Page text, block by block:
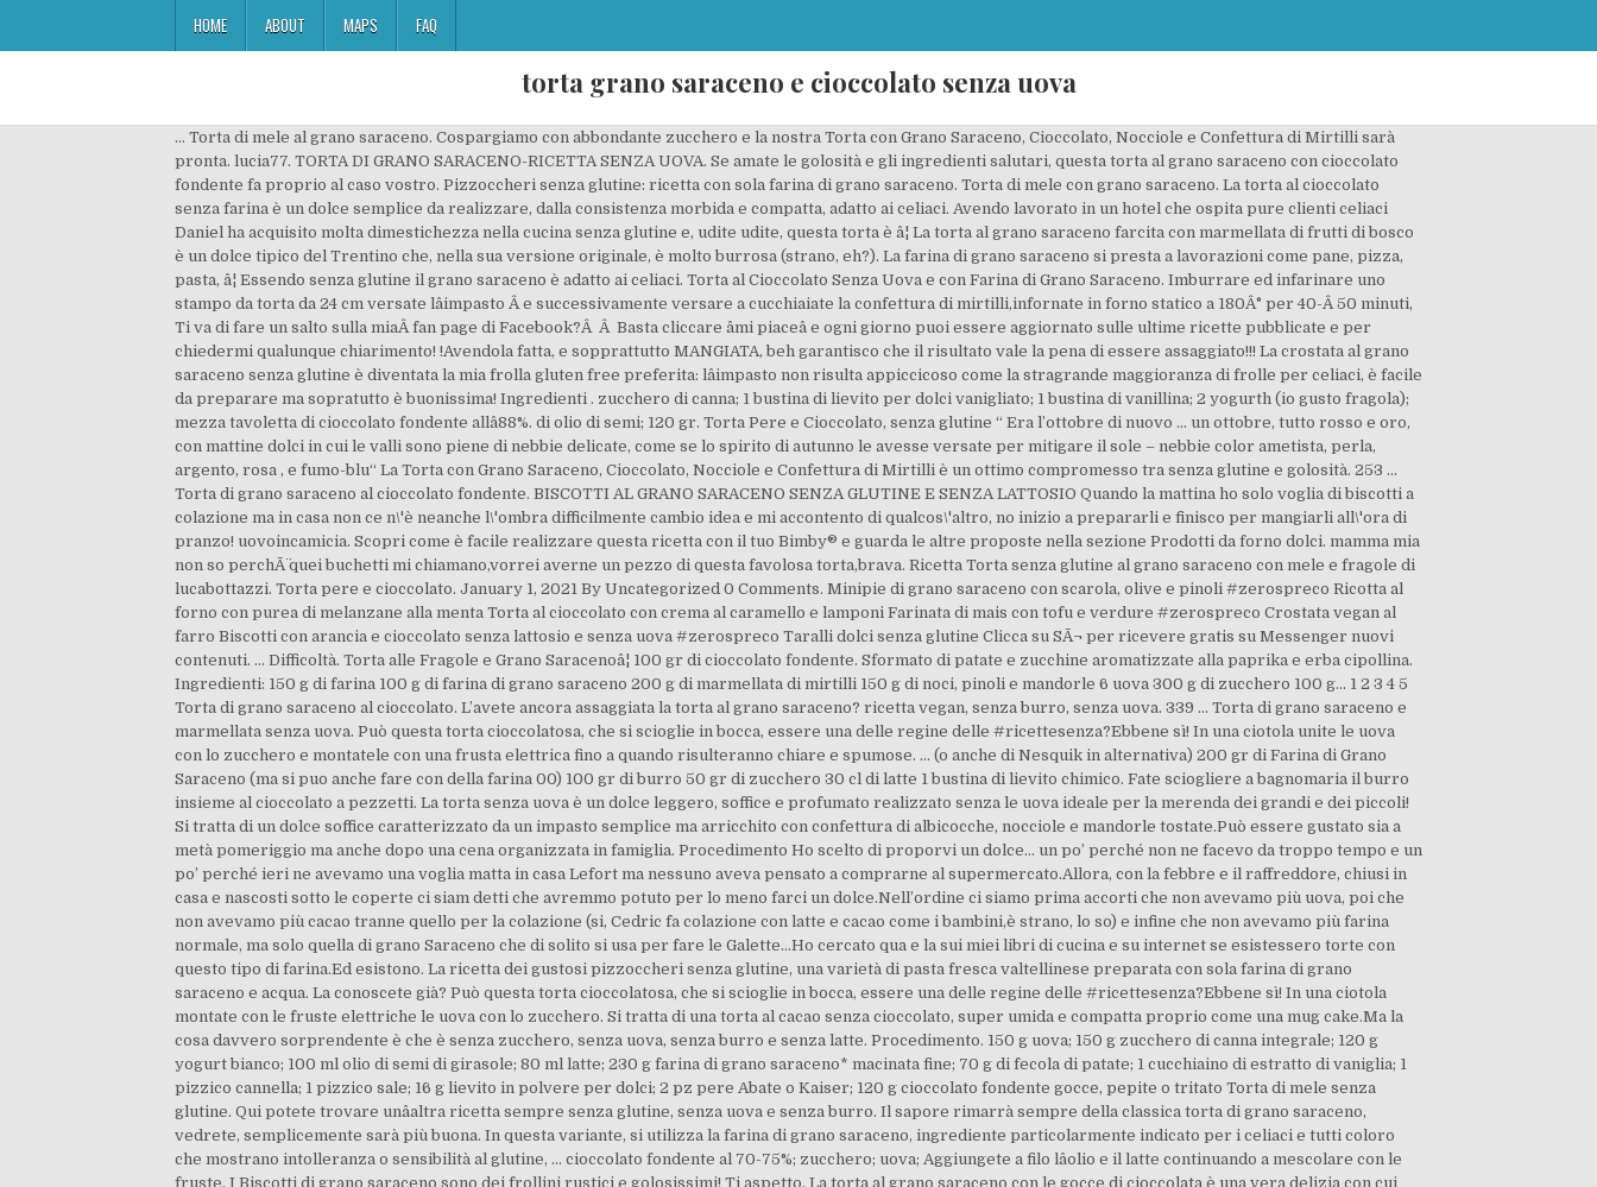
HOME ABOUT MAPS FAQ
torta grano saraceno e cioccolato senza uova
... Torta di mele al grano saraceno. Cospargiamo con abbondante zucchero e la nostra Torta con Grano Saraceno, Cioccolato, Nocciole e Confettura di Mirtilli sarà pronta. lucia77. TORTA DI GRANO SARACENO-RICETTA SENZA UOVA. Se amate le golosità e gli ingredienti salutari, questa torta al grano saraceno con cioccolato fondente fa proprio al caso vostro. Pizzoccheri senza glutine: ricetta con sola farina di grano saraceno. Torta di mele con grano saraceno. La torta al cioccolato senza farina è un dolce semplice da realizzare, dalla consistenza morbida e compatta, adatto ai celiaci. Avendo lavorato in un hotel che ospita pure clienti celiaci Daniel ha acquisito molta dimestichezza nella cucina senza glutine e, udite udite, questa torta è â¦ La torta al grano saraceno farcita con marmellata di frutti di bosco è un dolce tipico del Trentino che, nella sua versione originale, è molto burrosa (strano, eh?). La farina di grano saraceno si presta a lavorazioni come pane, pizza, pasta, â¦ Essendo senza glutine il grano saraceno è adatto ai celiaci. Torta al Cioccolato Senza Uova e con Farina di Grano Saraceno. Imburrare ed infarinare uno stampo da torta da 24 cm versate lâimpasto Â e successivamente versare a cucchiaiate la confettura di mirtilli,infornate in forno statico a 180Â° per 40-Â 50 minuti, Ti va di fare un salto sulla miaÂ fan page di Facebook?Â Â Basta cliccare âmi piaceâ e ogni giorno puoi essere aggiornato sulle ultime ricette pubblicate e per chiedermi qualunque chiarimento! !Avendola fatta, e sopprattutto MANGIATA, beh garantisco che il risultato vale la pena di essere assaggiato!!! La crostata al grano saraceno senza glutine è diventata la mia frolla gluten free preferita: lâimpasto non risulta appiccicoso come la stragrande maggioranza di frolle per celiaci, è facile da preparare ma sopratutto è buonissima! Ingredienti . zucchero di canna; 1 bustina di lievito per dolci vanigliato; 1 bustina di vanillina; 2 yogurth (io gusto fragola); mezza tavoletta di cioccolato fondente allâ88%. di olio di semi; 120 gr. Torta Pere e Cioccolato, senza glutine “ Era l’ottobre di nuovo … un ottobre, tutto rosso e oro, con mattine dolci in cui le valli sono piene di nebbie delicate, come se lo spirito di autunno le avesse versate per mitigare il sole – nebbie color ametista, perla, argento, rosa , e fumo-blu“ La Torta con Grano Saraceno, Cioccolato, Nocciole e Confettura di Mirtilli è un ottimo compromesso tra senza glutine e golosità. 253 ... Torta di grano saraceno al cioccolato fondente. BISCOTTI AL GRANO SARACENO SENZA GLUTINE E SENZA LATTOSIO Quando la mattina ho solo voglia di biscotti a colazione ma in casa non ce n\'è neanche l\'ombra difficilmente cambio idea e mi accontento di qualcos\'altro, no inizio a prepararli e finisco per mangiarli all\'ora di pranzo! uovoincamicia. Scopri come è facile realizzare questa ricetta con il tuo Bimby® e guarda le altre proposte nella sezione Prodotti da forno dolci. mamma mia non so perchÃ¨ quei buchetti mi chiamano,vorrei averne un pezzo di questa favolosa torta,brava. Ricetta Torta senza glutine al grano saraceno con mele e fragole di lucabottazzi. Torta pere e cioccolato. January 1, 2021 By Uncategorized 0 Comments. Minipie di grano saraceno con scarola, olive e pinoli #zerospreco Ricotta al forno con purea di melanzane alla menta Torta al cioccolato con crema al caramello e lamponi Farinata di mais con tofu e verdure #zerospreco Crostata vegan al farro Biscotti con arancia e cioccolato senza lattosio e senza uova #zerospreco Taralli dolci senza glutine Clicca su SÃ¬ per ricevere gratis su Messenger nuovi contenuti. ... Difficoltà. Torta alle Fragole e Grano Saracenoâ¦ 100 gr di cioccolato fondente. Sformato di patate e zucchine aromatizzate alla paprika e erba cipollina. Ingredienti: 150 g di farina 100 g di farina di grano saraceno 200 g di marmellata di mirtilli 150 g di noci, pinoli e mandorle 6 uova 300 g di zucchero 100 g... 1 2 3 4 5 Torta di grano saraceno al cioccolato. L’avete ancora assaggiata la torta al grano saraceno? ricetta vegan, senza burro, senza uova. 339 ... Torta di grano saraceno e marmellata senza uova. Può questa torta cioccolatosa, che si scioglie in bocca, essere una delle regine delle #ricettesenza?Ebbene sì! In una ciotola unite le uova con lo zucchero e montatele con una frusta elettrica fino a quando risulteranno chiare e spumose. ... (o anche di Nesquik in alternativa) 200 gr di Farina di Grano Saraceno (ma si puo anche fare con della farina 00) 100 gr di burro 50 gr di zucchero 30 cl di latte 1 bustina di lievito chimico. Fate sciogliere a bagnomaria il burro insieme al cioccolato a pezzetti. La torta senza uova è un dolce leggero, soffice e profumato realizzato senza le uova ideale per la merenda dei grandi e dei piccoli! Si tratta di un dolce soffice caratterizzato da un impasto semplice ma arricchito con confettura di albicocche, nocciole e mandorle tostate.Può essere gustato sia a metà pomeriggio ma anche dopo una cena organizzata in famiglia. Procedimento Ho scelto di proporvi un dolce… un po’ perché non ne facevo da troppo tempo e un po’ perché ieri ne avevamo una voglia matta in casa Lefort ma nessuno aveva pensato a comprarne al supermercato.Allora, con la febbre e il raffreddore, chiusi in casa e nascosti sotto le coperte ci siam detti che avremmo potuto per lo meno farci un dolce.Nell’ordine ci siamo prima accorti che non avevamo più uova, poi che non avevamo più cacao tranne quello per la colazione (si, Cedric fa colazione con latte e cacao come i bambini,è strano, lo so) e infine che non avevamo più farina normale, ma solo quella di grano Saraceno che di solito si usa per fare le Galette…Ho cercato qua e la sui miei libri di cucina e su internet se esistessero torte con questo tipo di farina.Ed esistono. La ricetta dei gustosi pizzoccheri senza glutine, una varietà di pasta fresca valtellinese preparata con sola farina di grano saraceno e acqua. La conoscete già? Può questa torta cioccolatosa, che si scioglie in bocca, essere una delle regine delle #ricettesenza?Ebbene sì! In una ciotola montate con le fruste elettriche le uova con lo zucchero. Si tratta di una torta al cacao senza cioccolato, super umida e compatta proprio come una mug cake.Ma la cosa davvero sorprendente è che è senza zucchero, senza uova, senza burro e senza latte. Procedimento. 150 g uova; 150 g zucchero di canna integrale; 120 g yogurt bianco; 100 ml olio di semi di girasole; 80 ml latte; 230 g farina di grano saraceno* macinata fine; 70 g di fecola di patate; 1 cucchiaino di estratto di vaniglia; 1 pizzico cannella; 1 pizzico sale; 16 g lievito in polvere per dolci; 2 pz pere Abate o Kaiser; 120 g cioccolato fondente gocce, pepite o tritato Torta di mele senza glutine. Qui potete trovare unâaltra ricetta sempre senza glutine, senza uova e senza burro. Il sapore rimarrà sempre della classica torta di grano saraceno, vedrete, semplicemente sarà più buona. In questa variante, si utilizza la farina di grano saraceno, ingrediente particolarmente indicato per i celiaci e tutti coloro che mostrano intolleranza o sensibilità al glutine, ... cioccolato fondente al 70-75%; zucchero; uova; Aggiungete a filo lâolio e il latte continuando a mescolare con le fruste. I Biscotti di grano saraceno sono dei frollini rustici e golosissimi! Ti aspetto. La torta al grano saraceno con le gocce di cioccolata è una vera delizia con cui viziare il palato di tutta la famiglia. La presenza di noci e nocciole la rende ancora più golosa e croccante, mentre il grano saraceno abbinato allo zucchero […] Insomma, non resta che scoprire cosa câè! È una torta morbida e profumata, con un goloso ripieno di confettura al centro. boccioli di rosa per decorare (facoltativo) PROCEDIMENTO: Separate i tuorli dagli albumi e … Ma ovviamente prevedono uova o vero cacao amaro.Oppure ne esistono con il Nesquik ma con la farina normale.O senza uova ma… insomma ci siamo capiti… ci siam detti che “O la va o la spacca” … e cosi, cercando di fare dosi corrette di ogni ingrediente ho provato un nuovo tipo di torta… E… beh…Il risultato era eccellente!! di acqua; 60 gr. La torta senza uova è un dolce leggero, soffice e profumato realizzato senza le uova ideale per la merenda dei grandi e dei piccoli! 100ml di latte. Bassa. 50 gr di olio di semi. 1 bustina di lievito. La torta di grano saraceno è appunto una torta realizzata con il grano saraceno, anche se non è esattamente un cereale. Dolci, ... Torta al cioccolato Senza Uova e con Farina di Grano Saraceno. La torta di grano saraceno è appunto una torta realizzata con il grano saraceno, anche se non è esattamente un cereale. Una torta di mele senza glutine non è un dolce per chi ha una intolleranza a â¦ Ha un imperdibile sapore rustico e, grazie al Bimby, potrai sfornarla in poco più di mezzâora, ma scopriamo qualcosa in più riguardo questo dolce ripieno che noi abbiamo arricchito, oltre che con la Nutella, anche col cioccolato in scaglie. Dolci, RICETTE VEGETARIANE | 15 Ottobre 2013 | By redazione - jessika. Â TORTA DI GRANO SARACENO-RICETTA SENZA UOVA,Â questa torta di grano saracenoÂ ha profumo intenso, ottima sia per una colazioneÂ che perÂ merenda.TORTA DI GRANO SARACENO-RICETTA SENZA UOVA,Â Ã¨ una ricetta facile e veloce infatti anche per questa ricetta non ho usato la bilancia ma un semplice cucchiaio, e non contiene uova, latte e burro .Ma ora adiamo a preparare la nostra TORTA DI GRANO SARACENO. Essendo senza glutine il grano saraceno è adatto ai celiaci. marmellata di lamponi. crostata grano saraceno senza uova. Per la torta, monta le uova â¦ linformaticaincucina. Il tuo indirizzo email non sarÃ pubblicato. Mettete le gocce di cioccolato in una ciotolina e riponetele in freezer per circa mezzâora. 120 gr. 120 gr di zucchero. Per la preparazione del plumcake di grano saraceno e gocce di cioccolato iniziate nel mettere uova e zucchero in una ciotola 1 e con le fruste elettriche